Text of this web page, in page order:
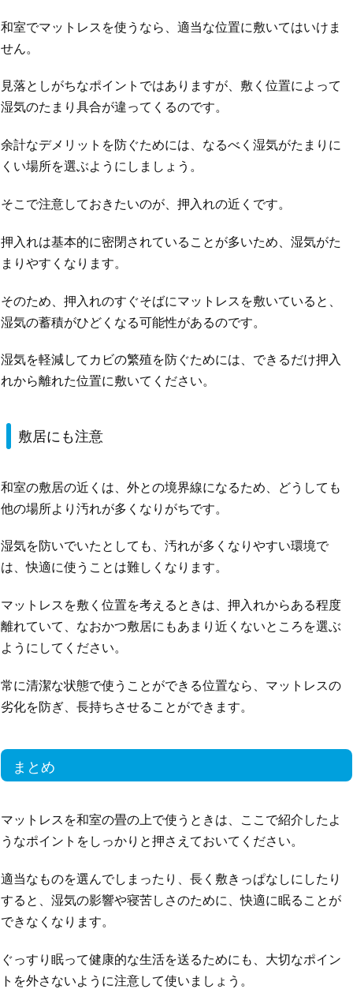
和室でマットレスを使うなら、適当な位置に敷いてはいけま
せん。
見落としがちなポイントではありますが、敷く位置によって
湿気のたまり具合が違ってくるのです。
余計なデメリットを防ぐためには、なるべく湿気がたまりに
くい場所を選ぶようにしましょう。
そこで注意しておきたいのが、押入れの近くです。
押入れは基本的に密閉されていることが多いため、湿気がた
まりやすくなります。
そのため、押入れのすぐそばにマットレスを敷いていると、
湿気の蓄積がひどくなる可能性があるのです。
湿気を軽減してカビの繁殖を防ぐためには、できるだけ押入
れから離れた位置に敷いてください。
敷居にも注意
和室の敷居の近くは、外との境界線になるため、どうしても
他の場所より汚れが多くなりがちです。
湿気を防いでいたとしても、汚れが多くなりやすい環境で
は、快適に使うことは難しくなります。
マットレスを敷く位置を考えるときは、押入れからある程度
離れていて、なおかつ敷居にもあまり近くないところを選ぶ
ようにしてください。
常に清潔な状態で使うことができる位置なら、マットレスの
劣化を防ぎ、長持ちさせることができます。
まとめ
マットレスを和室の畳の上で使うときは、ここで紹介したよ
うなポイントをしっかりと押さえておいてください。
適当なものを選んでしまったり、長く敷きっぱなしにしたり
すると、湿気の影響や寝苦しさのために、快適に眠ることが
できなくなります。
ぐっすり眠って健康的な生活を送るためにも、大切なポイン
トを外さないように注意して使いましょう。